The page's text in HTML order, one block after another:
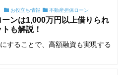
お役立ち情報 不動産担保ローン
ンは1,000万円以上借りられ
も解説！
することで、高額融資も実現する